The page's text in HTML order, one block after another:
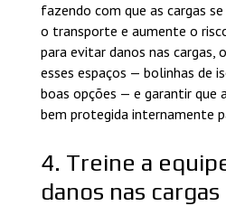
fazendo com que as cargas
o transporte e aumente o
para evitar danos nas cargas,
esses espaços — bolinhas de
boas opções — e garantir que
bem protegida internamente
4. Treine a
danos nas cargas